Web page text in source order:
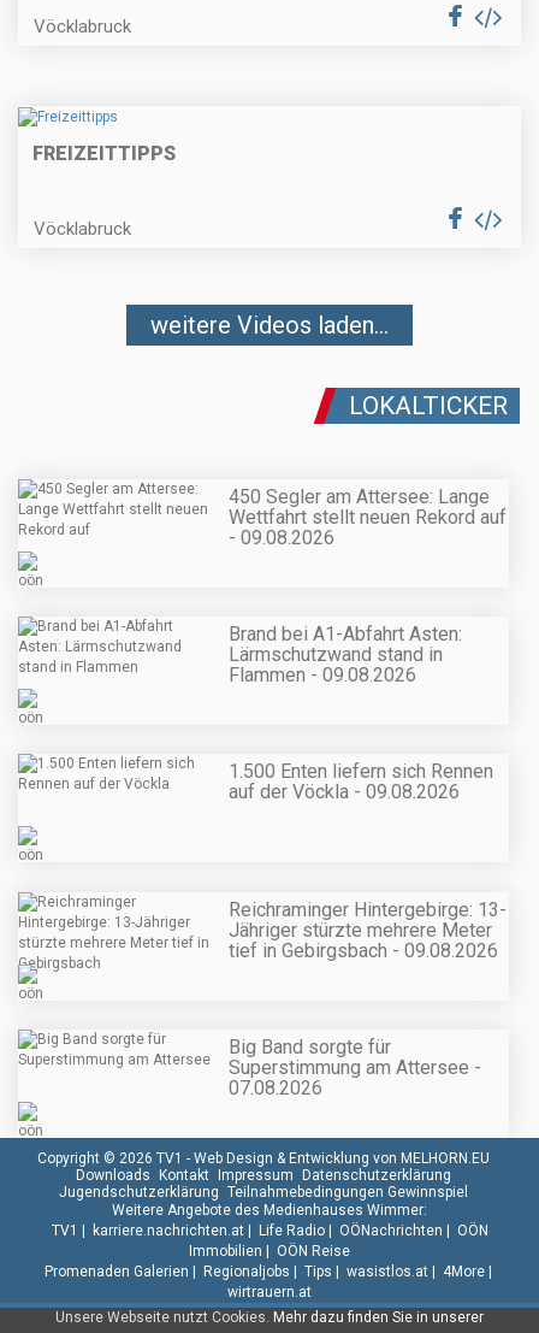
Vöcklabruck
FREIZEITTIPPS
Vöcklabruck
weitere Videos laden...
LOKALTICKER
450 Segler am Attersee: Lange
Wettfahrt stellt neuen Rekord auf
- 09.08.2026
Brand bei A1-Abfahrt Asten:
Lärmschutzwand stand in
Flammen - 09.08.2026
1.500 Enten liefern sich Rennen
auf der Vöckla - 09.08.2026
Reichraminger Hintergebirge: 13-
Jähriger stürzte mehrere Meter
tief in Gebirgsbach - 09.08.2026
Big Band sorgte für
Superstimmung am Attersee -
07.08.2026
Unsere Webseite nutzt Cookies. Mehr dazu finden Sie in unserer
Copyright © 2026 TV1 - Web Design & Entwicklung von MELHORN.EU
Downloads
Kontakt Impressum
Datenschutzerklärung
Jugendschutzerklärung Teilnahmebedingungen Gewinnspiel
Weitere Angebote des Medienhauses Wimmer:
TV1
karriere.nachrichten.at| Life Radio| OÖNachrichten
OÖN
Immobilien
OÖN Reise
Promenaden Galerien
Regionaljobs Tips wasistlos.at| 4More|
wirtrauern.at